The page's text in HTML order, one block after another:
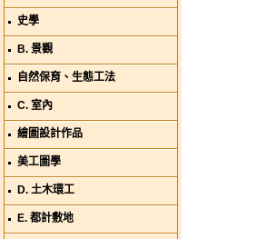
史學
B. 景觀
自然保育、生態工法
C. 室內
繪圖設計作品
美工圖學
D. 土木環工
E. 都計敷地